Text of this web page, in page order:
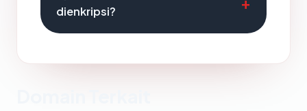
dienkripsi?